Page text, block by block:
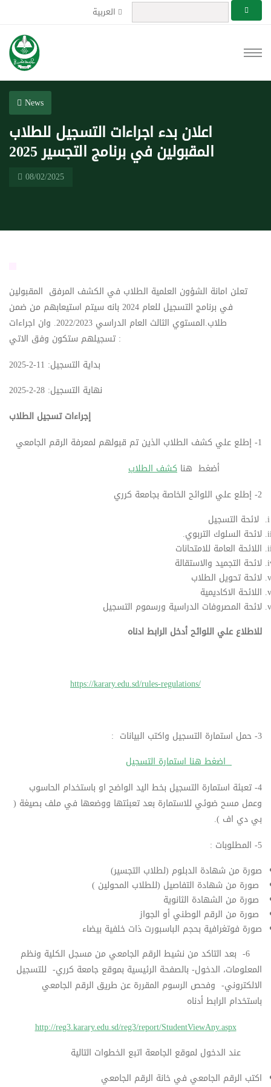
العربية
News
اعلان بدء اجراءات التسجيل للطلاب
المقبولين في برنامج التجسير 2025
08/02/2025
تعلن امانة الشؤون العلمية الطلاب في الكشف المرفق المقبولين
في برنامج التسجيل للعام 2024 بانه سيتم استيعابهم من ضمن
طلاب.المستوي الثالث العام الدراسي 2022/2023. وان اجراءات
تسجيلهم ستكون وفق الاتي :
بداية التسجيل: 11-2-2025
نهاية التسجيل: 28-2-2025
إجراءات تسجيل الطلاب
1- إطلع علي كشف الطلاب الذين تم قبولهم لمعرفة الرقم الجامعي
أضغط هنا كشف الطلاب
2- إطلع علي اللوائح الخاصة بجامعة كرري
لائحة التسجيل
لائحة السلوك التربوي.
اللائحة العامة للامتحانات
لائحة التجميد والاستقالة
لائحة تحويل الطلاب
اللائحة الاكاديمية
لائحة المصروفات الدراسية ورسموم التسجيل
للاطلاع علي اللوائح أدخل الرابط ادناه
https://karary.edu.sd/rules-regulations/
3- حمل استمارة التسجيل واكتب البيانات :
اضغط هنا استمارة التسجيل
4- تعبئة استمارة التسجيل بخط اليد الواضح او باستخدام الحاسوب
وعمل مسح ضوئي للاستمارة بعد تعبئتها ووضعها في ملف بصيغة (
بي دي اف ).
5- المطلوبات :
صورة من شهادة الدبلوم (لطلاب التجسير)
صورة من شهادة التفاصيل (للطلاب المحولين )
صورة من الشهادة الثانوية
صورة من الرقم الوطني أو الجواز
صورة فوتغرافية بحجم الباسبورت ذات خلفية بيضاء
6- بعد التاكد من نشيط الرقم الجامعي من مسجل الكلية ونظم
المعلومات، الدخول- بالصفحة الرئيسية بموقع جامعة كرري- للتسجيل
الالكتروني- وفحص الرسوم المقررة عن طريق الرقم الجامعي
باستخدام الرابط أدناه
http://reg3.karary.edu.sd/reg3/report/StudentViewAny.aspx
عند الدخول لموقع الجامعة اتبع الخطوات التالية
اكتب الرقم الجامعي في خانة الرقم الجامعي